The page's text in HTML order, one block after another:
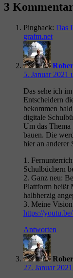
3
Pingback: Das
grafm.net
5. Januar 2021
Das sehe ich
Entscheidern
bekommen
digitale
Um das Thema
bauen. Die
hier an anderer
1.
Schulbüchern
2. Ganz neu:
Plattform heißt
halbherzig
3. Meine
https://
Antworten
27. Januar